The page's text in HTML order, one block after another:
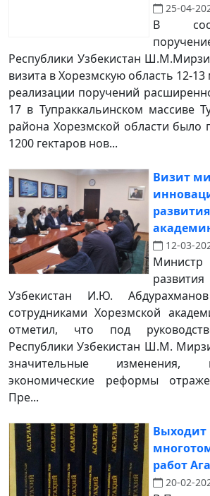
25-04-
В
Республики Узбекистан
визита в Хорезмскую область 12-13
реализации поручений
17 в Тупраккальинском массиве
района Хорезмской области было
1200 гектаров нов...
Визит
12-03-
Министр
Узбекистан И.Ю.
сотрудниками Хорезмской
отметил, что под
Республики Узбекистан Ш.М.
значительные изменения,
экономические реформы
Пре...
Выходит
работ
20-02-